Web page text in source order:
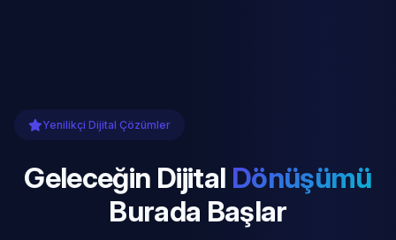
Yenilikçi Dijital Çözümler
Geleceğin Dijital Dönüşümü
Burada Başlar